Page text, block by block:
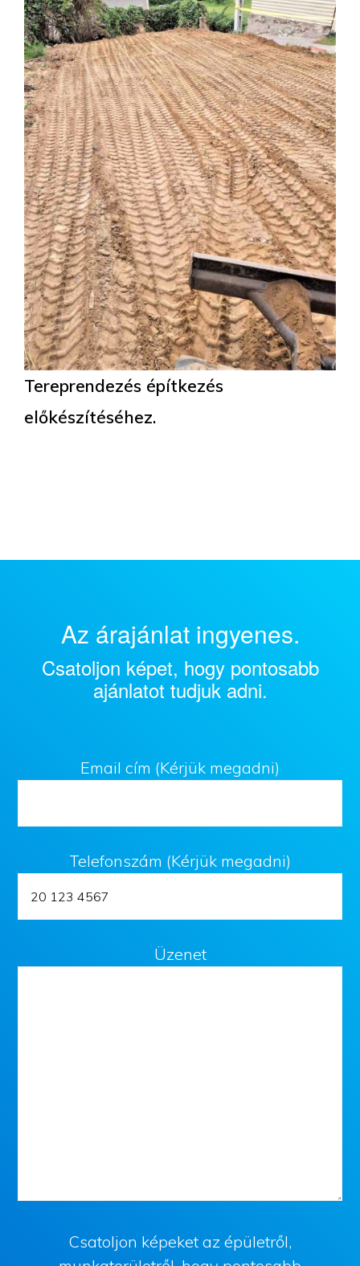
Tereprendezés építkezés
előkészítéséhez.
Az árajánlat ingyenes.
Csatoljon képet, hogy pontosabb
ajánlatot tudjuk adni.
Email cím (Kérjük megadni)
Telefonszám (Kérjük megadni)
Üzenet
Csatoljon képeket az épületről,